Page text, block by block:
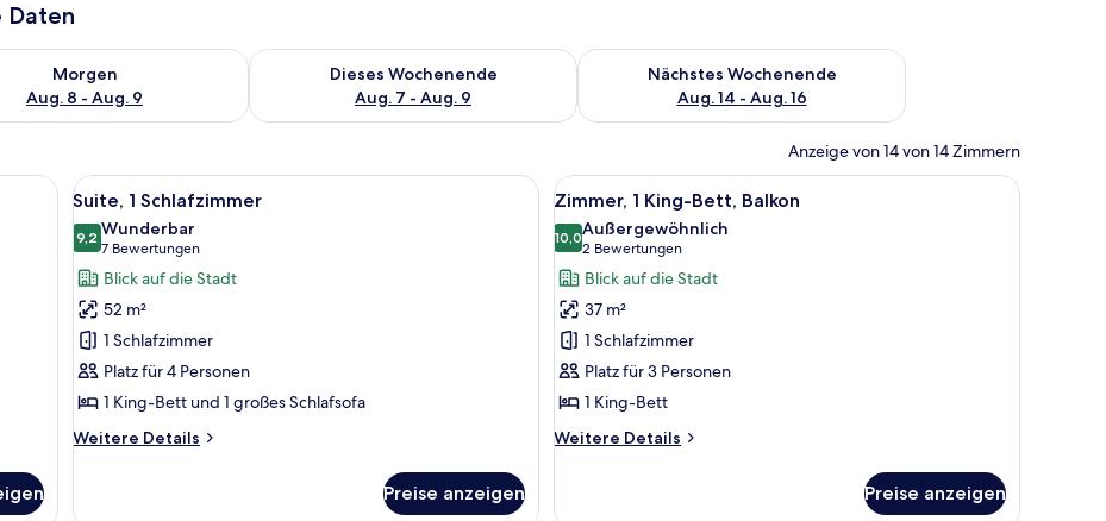
Daten
7 - Aug. 8.
Morgen
Aug. 8 - Aug. 9
die Verfügbarkeit für morgen, Aug. 8 - Aug. 9.
Dieses Wochenende
Aug. 7 - Aug. 9
Überprüfe die Verfügbarkeit für dieses Wochenende, Aug. 7 - Aug. 9.
Nächstes Wochenende
Aug. 14 - Aug. 16
Überprüfe die Verfügbarkeit für nächstes Wochenende, Aug.
Anzeige von 14 von 14 Zimmern
Schreibtisch, Stuhl und einem Kunstwerk an der Wand.
Alle
Fotos
für
Suite,
1
Schlafzimmer
anzeigen
Ein Hotelzimmer mit einer Couch, einem Sessel und einem Glastisch.
11
Suite, 1 Schlafzimmer
9,29,2 von 10
Wunderbar
7 Bewertungen
(7
Bewertungen)
Blick auf die Stadt
52 m²
1 Schlafzimmer
Platz für 4 Personen
1 King-Bett und 1 großes Schlafsofa
Weitere Details
Weitere
Preise anzeigen
Alle
Fotos
für
Zimmer,
1 King-
Bett,
Balkon
anzeigen
Ein Hotelzimmer mit einem großen Bett,
6
Zimmer, 1 King-Bett, Balkon
10,010,0 von 10
Außergewöhnlich
2 Bewertungen
(2
Bewertungen)
Blick auf die Stadt
37 m²
1 Schlafzimmer
Platz für 3 Personen
1 King-Bett
Weitere Details
Weitere
Preise anzeigen